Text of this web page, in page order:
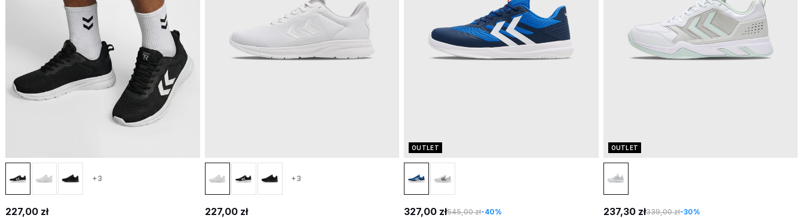
+3
227,00 zł
+3
227,00 zł
OUTLET
327,00 zł545,00 zł-40%
OUTLET
237,30 zł339,00 zł-30%